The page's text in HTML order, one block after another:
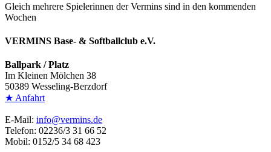
Gleich mehrere Spielerinnen der Vermins sind in den kommenden
Wochen
VERMINS Base- & Softballclub e.V.
Ballpark / Platz
Im Kleinen Mölchen 38
50389 Wesseling-Berzdorf
★ Anfahrt
E-Mail: info@vermins.de
Telefon: 02236/3 31 66 52
Mobil: 0152/5 34 68 423